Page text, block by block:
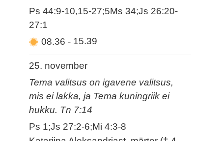
Ps 44:9-10,15-27;5Ms 34;Js 26:20-
27:1
08.36- 15.39
25. november
Tema valitsus on igavene valitsus,
mis ei lakka, ja Tema kuningriik ei
hukku. Tn 7:14
Ps 1;Js 27:2-6;Mi 4:3-8